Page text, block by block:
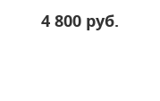
4 800 руб.